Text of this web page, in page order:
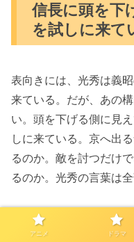
信長に頭を下
を試しに来て
表向きには、光秀は義
来ている。だが、あの
い。頭を下げる側に見
しに来ている。京へ出
るのか。敵を討つだけ
るのか。光秀の言葉は
だから面白い。頼みに
ている。信長は試され
アニメ ドラマ